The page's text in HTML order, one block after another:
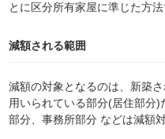
とに区分所有家屋に準じた方法
減額される範囲
減額の対象となるのは、新築
用いられている部分(居住部分
部分、事務所部分 などは減額